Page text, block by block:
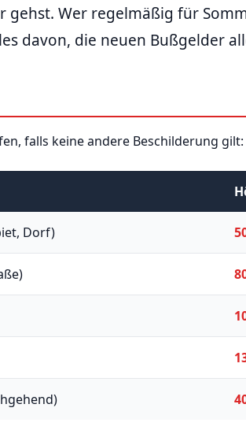
gehst. Wer regelmäßig für
davon, die neuen Bußgelder
falls keine andere Beschilderung gilt:
Dorf)